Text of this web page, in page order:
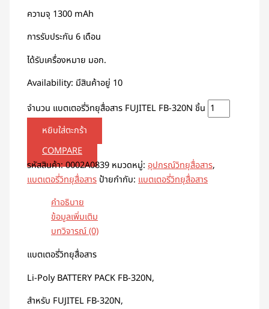
ความจุ 1300 mAh
การรับประกัน 6 เดือน
ได้รับเครื่องหมาย มอก.
Availability: มีสินค้าอยู่ 10
จำนวน แบตเตอรี่วิทยุสื่อสาร FUJITEL FB-320N ชิ้น
หยิบใส่ตะกร้า
COMPARE
รหัสสินค้า:0002A0839 หมวดหมู่:อุปกรณ์วิทยุสื่อสาร,
แบตเตอรี่วิทยุสื่อสาร ป้ายกำกับ:แบตเตอรี่วิทยุสื่อสาร
คำอธิบาย
ข้อมูลเพิ่มเติม
บทวิจารณ์ (0)
แบตเตอรี่วิทยุสื่อสาร
Li-Poly BATTERY PACK FB-320N,
สำหรับ FUJITEL FB-320N,